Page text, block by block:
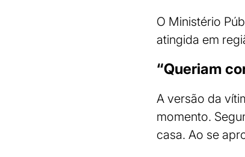
O Ministério
atingida em
“Queriam
A versão da
momento.
casa. Ao se